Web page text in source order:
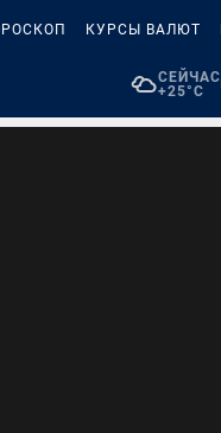
КУРСЫ ВАЛЮТ
СЕЙЧАС
+25°C